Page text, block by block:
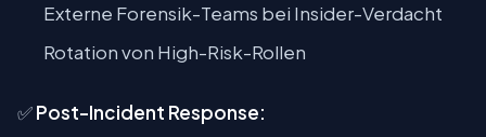
Externe Forensik-Teams bei Insider-Verdacht
Rotation von High-Risk-Rollen
✅Post-Incident Response: